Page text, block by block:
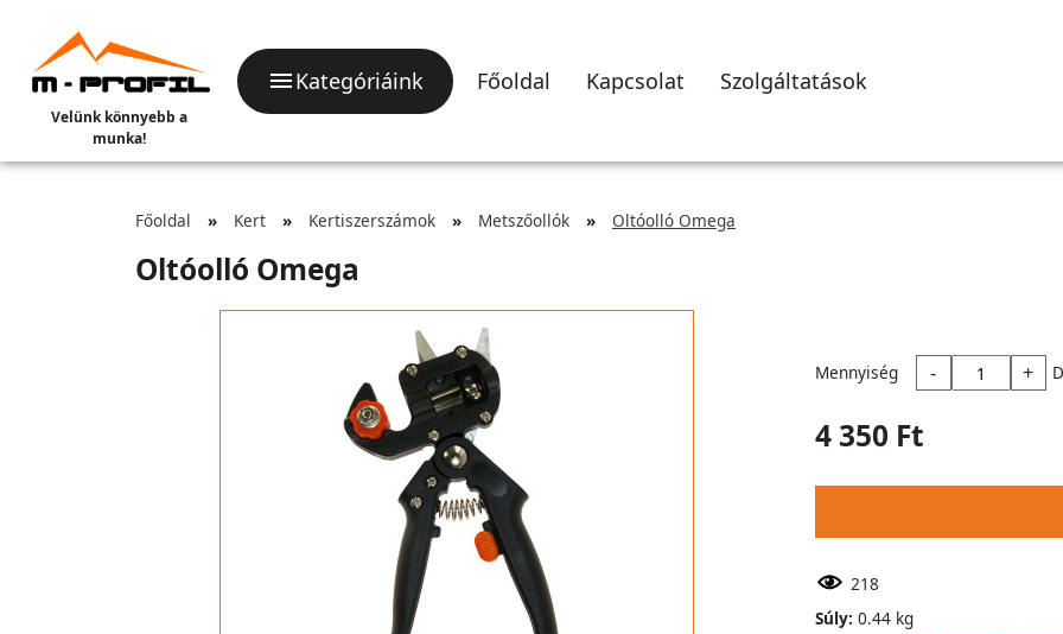
Velünk könnyebb a
munka!
Kategóriáink Főoldal Kapcsolat Szolgáltatások
Főoldal Kert Kertiszerszámok Metszőollók Oltóolló Omega
Oltóolló Omega
Mennyiség - +
4 350 Ft
218
Súly: 0.44 kg